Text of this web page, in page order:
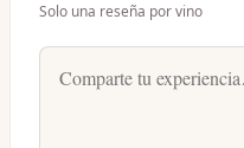
Solo una reseña por vino